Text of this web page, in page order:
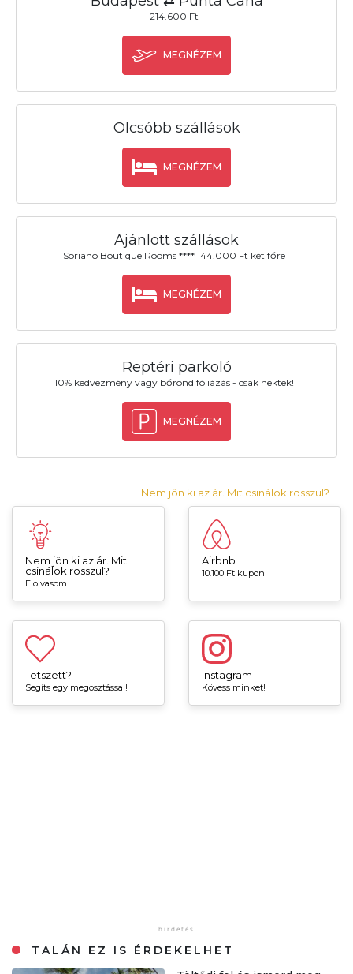
214.600 Ft
MEGNÉZEM
Olcsóbb szállások
MEGNÉZEM
Ajánlott szállások
Soriano Boutique Rooms **** 144.000 Ft két főre
MEGNÉZEM
Reptéri parkoló
10% kedvezmény vagy bőrönd fóliázás - csak nektek!
MEGNÉZEM
Nem jön ki az ár. Mit csinálok rosszul?
Nem jön ki az ár. Mit
csinálok rosszul?
Elolvasom
Airbnb
10.100 Ft kupon
Tetszett?
Segíts egy megosztással!
Instagram
Kövess minket!
TALÁN EZ IS ÉRDEKELHET